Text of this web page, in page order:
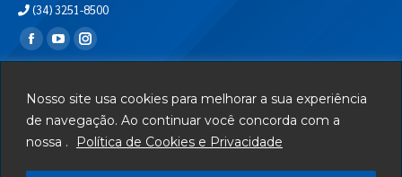
Nosso site usa cookies para melhorar a sua experiência
de navegação. Ao continuar você concorda com a
nossa .
Política de Cookies e Privacidade
(34) 3251-8500
Encontre-nos em:
Departamento de T.I.
Serviços